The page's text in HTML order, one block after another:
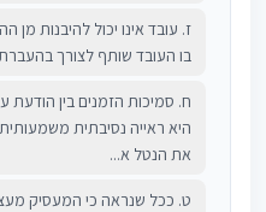
ז. עובד אינו יכול להיבנות
בו העובד שותף לצורך
ח. סמיכות הזמנים בין הודעת
היא ראייה נסיבתית
את הנטל א...
ט. ככל שנראה כי המעסיק